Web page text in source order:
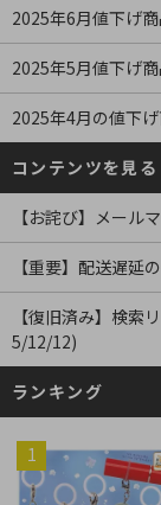
2025年6月値下げ
2025年5月値下げ
2025年4月の値下
コンテンツを見る
【お詫び】メール
【重要】配送遅延
【復旧済み】検索
5/12/12)
ランキング
1